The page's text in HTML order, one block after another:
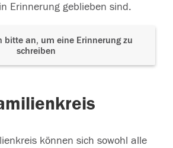
Erinnerung geblieben sind.
bitte an, um eine Erinnerung zu
schreiben
können sich sowohl alle